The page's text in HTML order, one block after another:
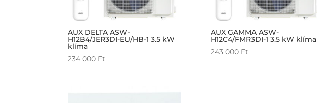
AUX DELTA ASW-
H12B4/JER3DI-EU/HB-1 3.5 kW
klíma
234 000 Ft
AUX GAMMA ASW-
H12C4/FMR3DI-1 3.5 kW klíma
243 000 Ft